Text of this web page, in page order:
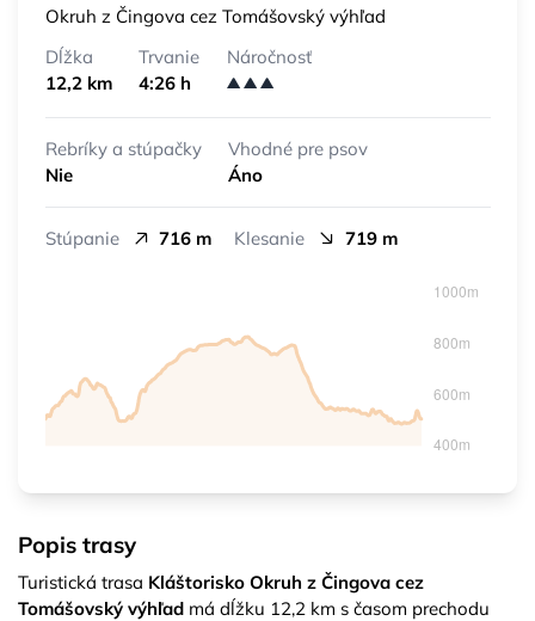
Okruh z Čingova cez Tomášovský výhľad
Dĺžka
12,2 km
Trvanie
4:26 h
Náročnosť
Rebríky a stúpačky
Nie
Vhodné pre psov
Áno
Stúpanie 716 m Klesanie 719 m
Popis trasy
Turistická trasa Kláštorisko Okruh z Čingova cez
Tomášovský výhľad má dĺžku 12,2 km s časom prechodu